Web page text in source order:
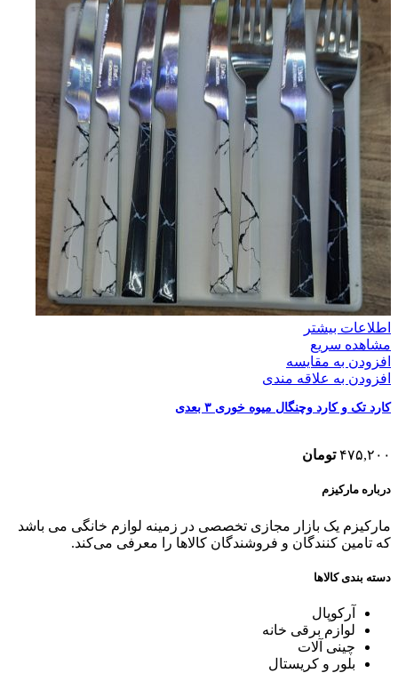
اطلاعات بیشتر
مشاهده سریع
افزودن به مقایسه
افزودن به علاقه مندی
کارد تک و کارد وچنگال میوه خوری ۳ بعدی
۴۷۵,۲۰۰ تومان
درباره مارکیزم
مارکیزم یک بازار مجازی تخصصی در زمینه لوازم خانگی می باشد
که تامین کنندگان و فروشندگان کالاها را معرفی می‌کند.
دسته بندی کالاها
آرکوپال
لوازم برقی خانه
چینی آلات
بلور و کریستال